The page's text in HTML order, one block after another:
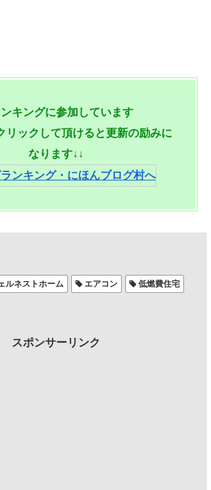
キングに参加しています
リックして頂けると更新の励みに
なります↓↓
ルネストホーム エアコン 低燃費住宅
スポンサーリンク